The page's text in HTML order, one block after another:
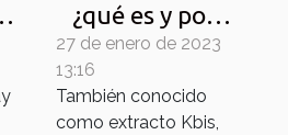
¿qué es y por
qué lo
necesita?
27 de enero de 2023
13:16
También conocido
como extracto Kbis,